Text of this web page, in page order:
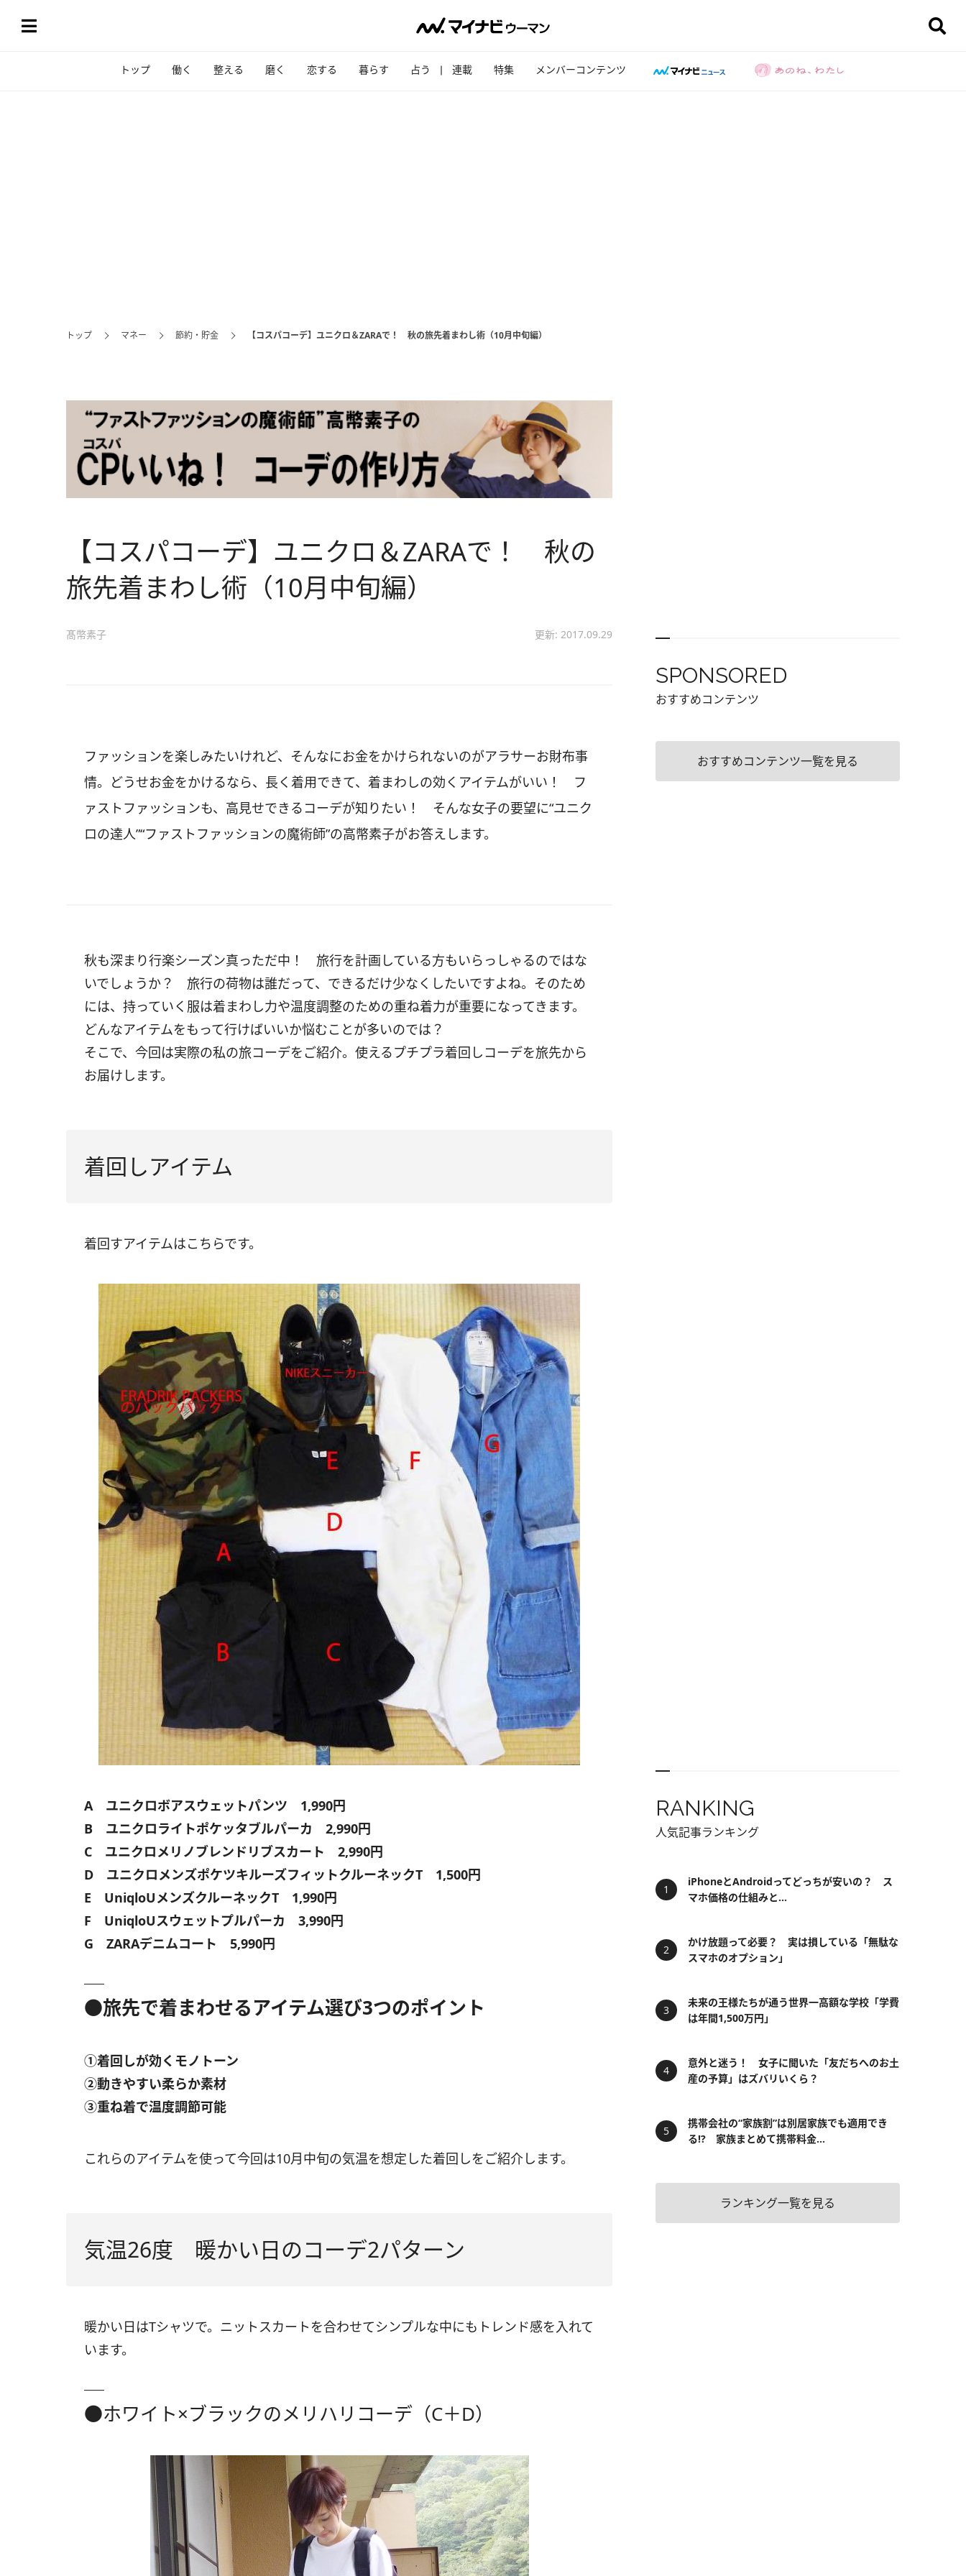
トップ 働く 整える 磨く 恋する 暮らす 占う 連載 特集 メンバーコンテンツ
トップ マネー 節約・貯金 【コスパコーデ】ユニクロ＆ZARAで！ 秋の旅先着まわし術（10月中旬編）
【コスパコーデ】ユニクロ＆ZARAで！ 秋の
旅先着まわし術（10月中旬編）
髙幣素子 更新: 2017.09.29
ファッションを楽しみたいけれど、そんなにお金をかけられないのがアラサーお財布事
情。どうせお金をかけるなら、長く着用できて、着まわしの効くアイテムがいい！ フ
ァストファッションも、高見せできるコーデが知りたい！ そんな女子の要望に“ユニク
ロの達人”“ファストファッションの魔術師”の高幣素子がお答えします。
秋も深まり行楽シーズン真っただ中！ 旅行を計画している方もいらっしゃるのではな
いでしょうか？ 旅行の荷物は誰だって、できるだけ少なくしたいですよね。そのため
には、持っていく服は着まわし力や温度調整のための重ね着力が重要になってきます。
どんなアイテムをもって行けばいいか悩むことが多いのでは？
そこで、今回は実際の私の旅コーデをご紹介。使えるプチプラ着回しコーデを旅先から
お届けします。
着回しアイテム
着回すアイテムはこちらです。
A ユニクロボアスウェットパンツ 1,990円
B ユニクロライトポケッタブルパーカ 2,990円
C ユニクロメリノブレンドリブスカート 2,990円
D ユニクロメンズポケツキルーズフィットクルーネックT 1,500円
E UniqloUメンズクルーネックT 1,990円
F UniqloUスウェットプルパーカ 3,990円
G ZARAデニムコート 5,990円
●旅先で着まわせるアイテム選び3つのポイント
①着回しが効くモノトーン
②動きやすい柔らか素材
③重ね着で温度調節可能
これらのアイテムを使って今回は10月中旬の気温を想定した着回しをご紹介します。
気温26度 暖かい日のコーデ2パターン
暖かい日はTシャツで。ニットスカートを合わせてシンプルな中にもトレンド感を入れて
います。
●ホワイト×ブラックのメリハリコーデ（C＋D）
SPONSORED
おすすめコンテンツ
おすすめコンテンツ一覧を見る
RANKING
人気記事ランキング
iPhoneとAndroidってどっちが安いの？ ス
マホ価格の仕組みと...
かけ放題って必要？ 実は損している「無駄な
スマホのオプション」
未来の王様たちが通う世界一高額な学校「学費
は年間1,500万円」
意外と迷う！ 女子に聞いた「友だちへのお土
産の予算」はズバリいくら？
携帯会社の“家族割”は別居家族でも適用でき
る!? 家族まとめて携帯料金...
ランキング一覧を見る